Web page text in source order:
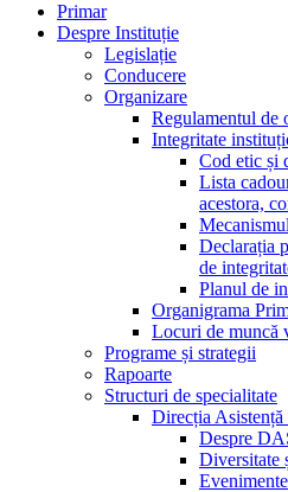
Primar
Despre Instituție
Legislație
Conducere
Organizare
Regulamentul de
Integritate
Cod etic și
Lista
acestora,
Declarația
de
Planul de
Organigrama
Locuri de muncă
Programe și strategii
Rapoarte
Structuri de specialitate
Direcția Asistență
Despre
Diversitate